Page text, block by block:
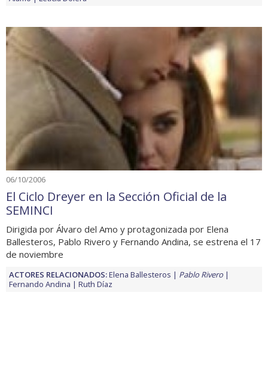
06/10/2006
El Ciclo Dreyer en la Sección Oficial de la
SEMINCI
Dirigida por Álvaro del Amo y protagonizada por Elena
Ballesteros, Pablo Rivero y Fernando Andina, se estrena el 17
de noviembre
ACTORES RELACIONADOS:Elena Ballesteros
Pablo Rivero
Fernando Andina
Ruth Díaz